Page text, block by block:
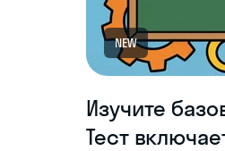
NEW
Изучите
Тест